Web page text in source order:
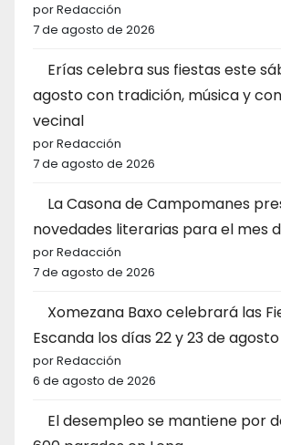
por Redacción
7 de agosto de 2026
Erías celebra sus fiestas este
agosto con tradición, música y
vecinal
por Redacción
7 de agosto de 2026
La Casona de Campomanes
novedades literarias para el mes
por Redacción
7 de agosto de 2026
Xomezana Baxo celebrará las
Escanda los días 22 y 23 de agosto
por Redacción
6 de agosto de 2026
El desempleo se mantiene por